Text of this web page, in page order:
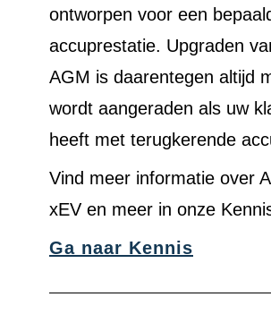
ontworpen voor een
accuprestatie. Upgraden
AGM is daarentegen altijd
wordt aangeraden als uw
heeft met terugkerende
Vind meer informatie over
xEV en meer in onze
Ga naar Kennis